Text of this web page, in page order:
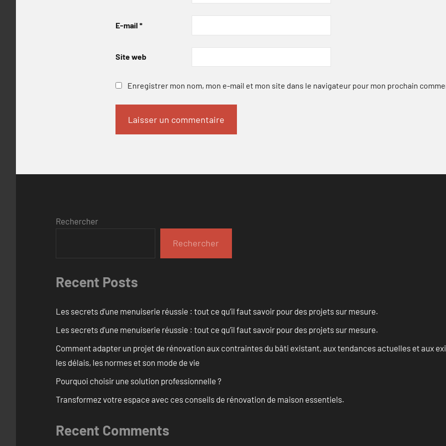
E-mail *
Site web
Enregistrer mon nom, mon e-mail et mon site dans le navigateur pour mon prochain
Rechercher
Rechercher
Recent Posts
Les secrets d’une menuiserie réussie : tout ce qu’il faut savoir pour des projets sur mesure.
Les secrets d’une menuiserie réussie : tout ce qu’il faut savoir pour des projets sur mesure.
Comment adapter un projet de rénovation aux contraintes du bâti existant, aux tendances actuelles et aux
les délais, les normes et son mode de vie
Pourquoi choisir une solution professionnelle ?
Transformez votre espace avec ces conseils de rénovation de maison essentiels.
Recent Comments